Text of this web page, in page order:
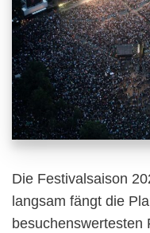
Die Festivalsaison
langsam fängt die
besuchenswertesten